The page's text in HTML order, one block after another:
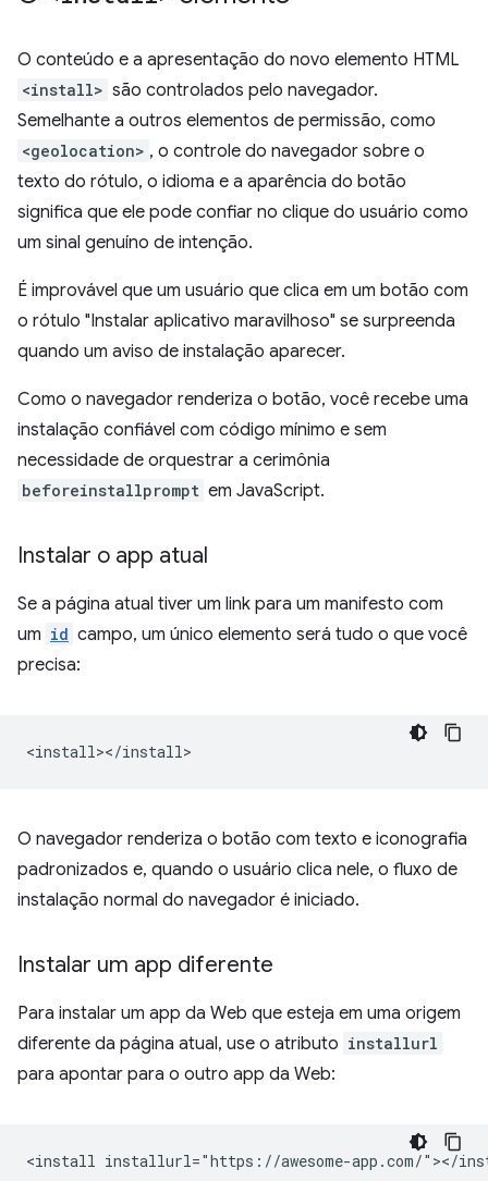
O conteúdo e a apresentação do novo elemento HTML
<install> são controlados pelo navegador.
Semelhante a outros elementos de permissão, como
<geolocation> , o controle do navegador sobre o
texto do rótulo, o idioma e a aparência do botão
significa que ele pode confiar no clique do usuário como
um sinal genuíno de intenção.
É improvável que um usuário que clica em um botão com
o rótulo "Instalar aplicativo maravilhoso" se surpreenda
quando um aviso de instalação aparecer.
Como o navegador renderiza o botão, você recebe uma
instalação confiável com código mínimo e sem
necessidade de orquestrar a cerimônia
beforeinstallprompt em JavaScript.
Instalar o app atual
Se a página atual tiver um link para um manifesto com
um id campo, um único elemento será tudo o que você
precisa:
O navegador renderiza o botão com texto e iconografia
padronizados e, quando o usuário clica nele, o fluxo de
instalação normal do navegador é iniciado.
Instalar um app diferente
Para instalar um app da Web que esteja em uma origem
diferente da página atual, use o atributo installurl
para apontar para o outro app da Web: